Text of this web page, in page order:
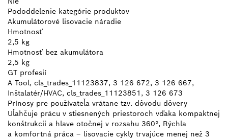
Pododdelenie kategórie produktov
Akumulátorové lisovacie náradie
Hmotnosť
2,5 kg
Hmotnosť bez akumulátora
2,5 kg
GT profesií
A Tool, cls_trades_11123837, 3 126 672, 3 126 667,
Inštalatér/HVAC, cls_trades_11123851, 3 126 673
Prínosy pre používateľa vrátane tzv. dôvodu dôvery
Uľahčuje prácu v stiesnených priestoroch vďaka kompaktnej
konštrukcii a hlave otočnej v rozsahu 360°, Rýchla
a komfortná práca – lisovacie cykly trvajúce menej než 3